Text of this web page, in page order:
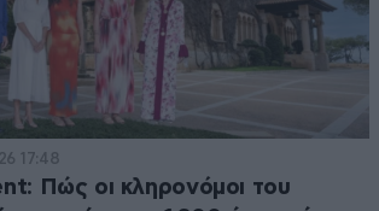
17:48
Πώς οι κληρονόμοι του